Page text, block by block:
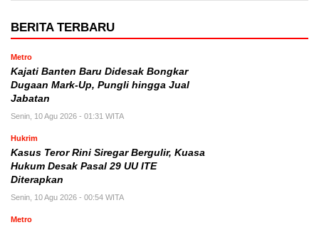
BERITA TERBARU
Metro
Kajati Banten Baru Didesak Bongkar
Dugaan Mark-Up, Pungli hingga Jual
Jabatan
Senin, 10 Agu 2026 - 01:31 WITA
Hukrim
Kasus Teror Rini Siregar Bergulir, Kuasa
Hukum Desak Pasal 29 UU ITE
Diterapkan
Senin, 10 Agu 2026 - 00:54 WITA
Metro